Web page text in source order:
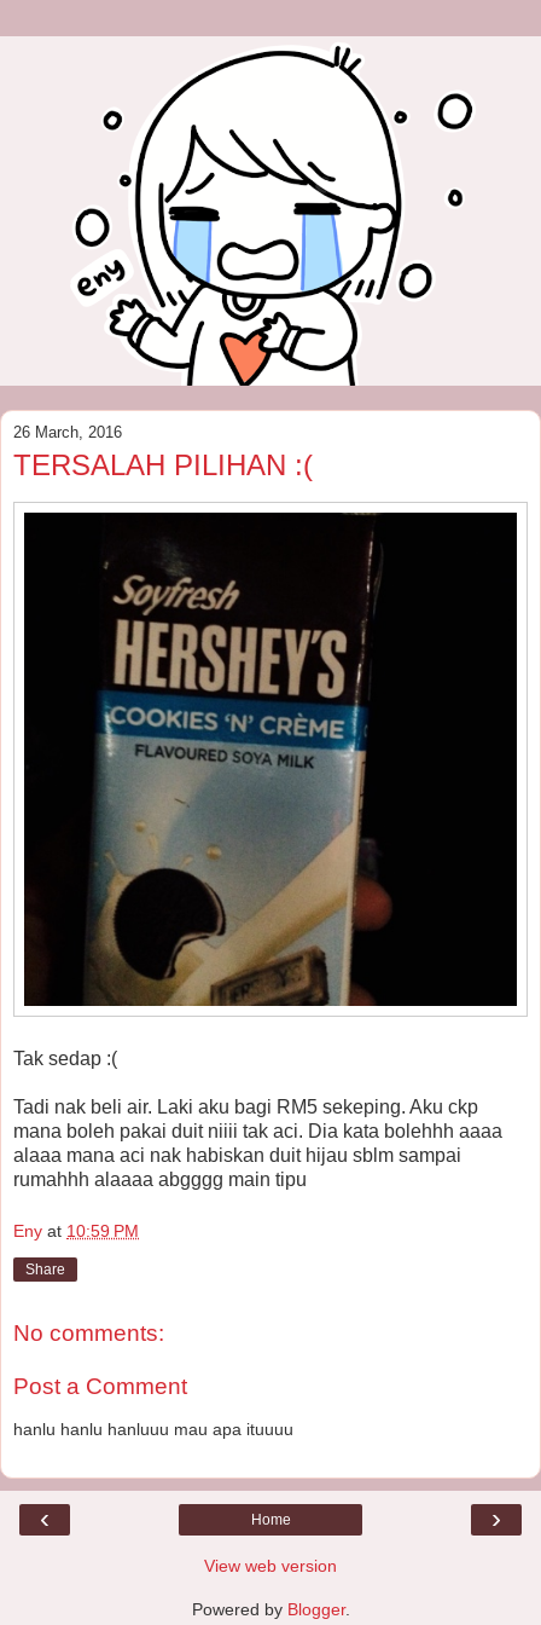
26 March, 2016
TERSALAH PILIHAN :(
Tak sedap :(
Tadi nak beli air. Laki aku bagi RM5 sekeping. Aku ckp
mana boleh pakai duit niiii tak aci. Dia kata bolehhh aaaa
alaaa mana aci nak habiskan duit hijau sblm sampai
rumahhh alaaaa abgggg main tipu
Eny at 10:59 PM
Share
No comments:
Post a Comment
hanlu hanlu hanluuu mau apa ituuuu
‹ ›
Home
View web version
Powered by Blogger.